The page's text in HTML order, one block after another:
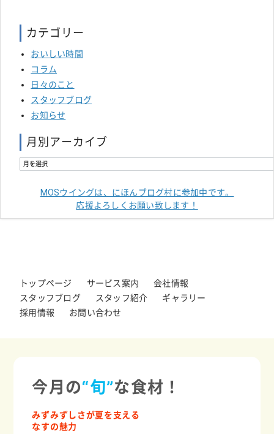
カテゴリー
おいしい時間
コラム
日々のこと
スタッフブログ
お知らせ
月別アーカイブ
MOSウイングは、にほんブログ村に参加中です。
応援よろしくお願い致します！
トップページ サービス案内
会社情報
スタッフブログ
スタッフ紹介
ギャラリー
採用情報
お問い合わせ
今月の“旬”な食材！
みずみずしさが夏を支える
なすの魅力